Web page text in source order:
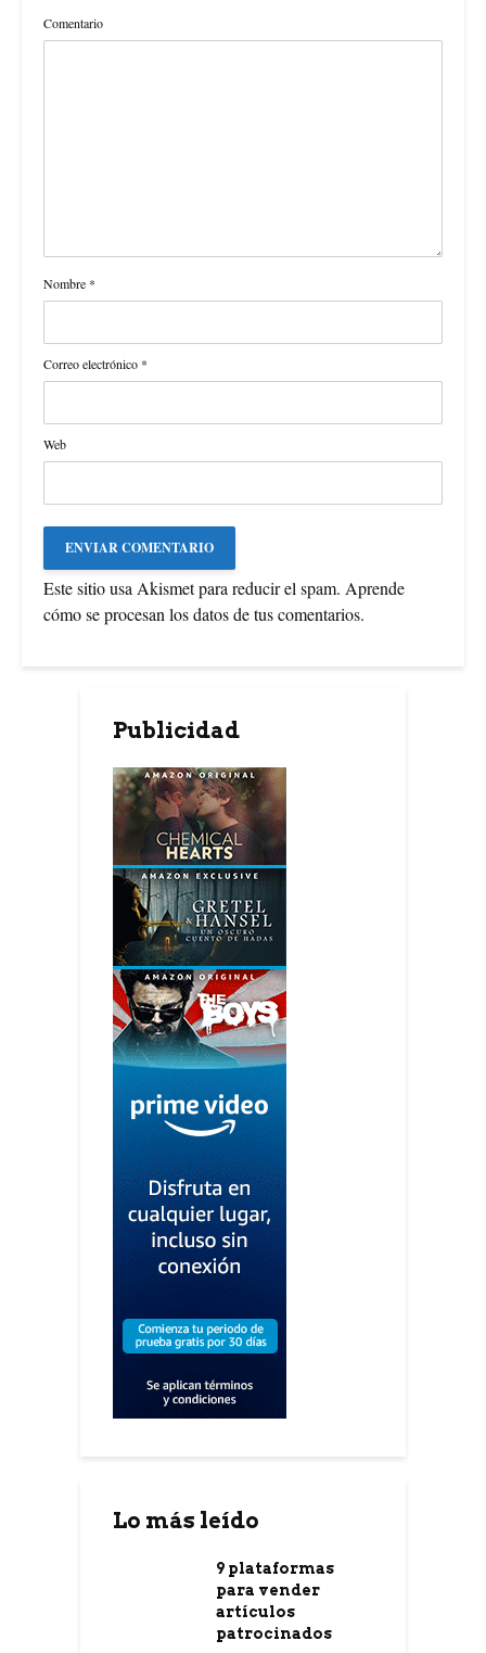
Comentario
Nombre *
Correo electrónico *
Web
Este sitio usa Akismet para reducir el spam. Aprende
cómo se procesan los datos de tus comentarios.
Publicidad
Lo más leído
9 plataformas
para vender
artículos
patrocinados